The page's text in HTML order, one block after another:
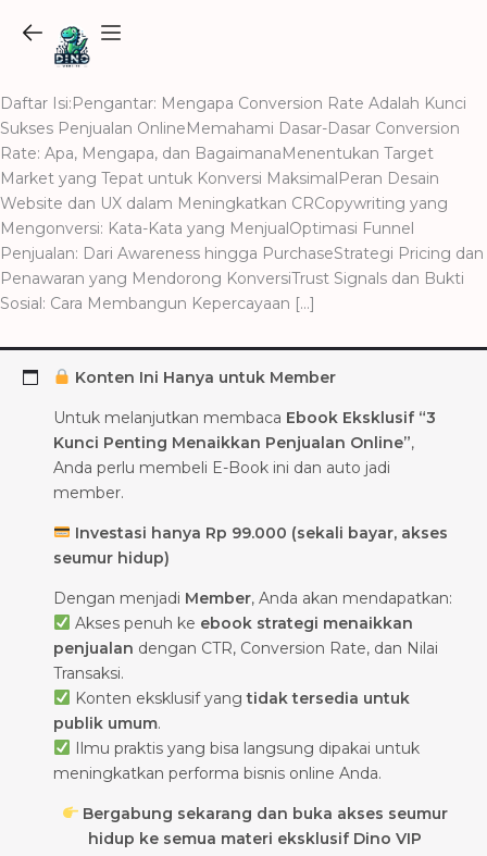
content
Daftar Isi:Pengantar: Mengapa Conversion Rate Adalah Kunci
Sukses Penjualan OnlineMemahami Dasar-Dasar Conversion
Rate: Apa, Mengapa, dan BagaimanaMenentukan Target
Market yang Tepat untuk Konversi MaksimalPeran Desain
Website dan UX dalam Meningkatkan CRCopywriting yang
Mengonversi: Kata-Kata yang MenjualOptimasi Funnel
Penjualan: Dari Awareness hingga PurchaseStrategi Pricing dan
Penawaran yang Mendorong KonversiTrust Signals dan Bukti
Sosial: Cara Membangun Kepercayaan […]
Konten Ini Hanya untuk Member
Untuk melanjutkan membaca Ebook Eksklusif “3
Kunci Penting Menaikkan Penjualan Online”,
Anda perlu membeli E-Book ini dan auto jadi
member.
Investasi hanya Rp 99.000 (sekali bayar, akses
seumur hidup)
Dengan menjadi Member, Anda akan mendapatkan:
Akses penuh ke ebook strategi menaikkan
penjualan dengan CTR, Conversion Rate, dan Nilai
Transaksi.
Konten eksklusif yangtidak tersedia untuk
publik umum.
Ilmu praktis yang bisa langsung dipakai untuk
meningkatkan performa bisnis online Anda.
Bergabung sekarang dan buka akses seumur
hidup ke semua materi eksklusif Dino VIP